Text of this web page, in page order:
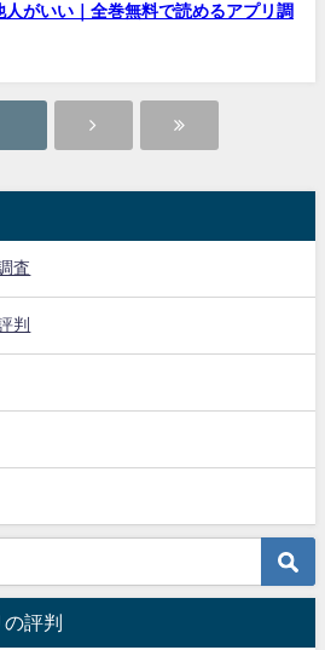
人がいい｜全巻無料で読めるアプリ調
査
判
評判